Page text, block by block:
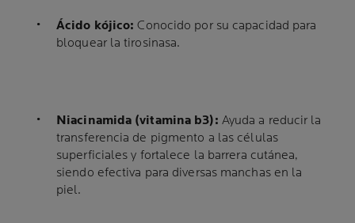
Ácido kójico: Conocido por su capacidad para
bloquear la tirosinasa.
Niacinamida (vitamina b3): Ayuda a reducir la
transferencia de pigmento a las células
superficiales y fortalece la barrera cutánea,
siendo efectiva para diversas manchas en la
piel.